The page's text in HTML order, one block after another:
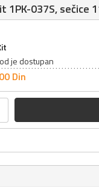
1PK-037S, sečice
je dostupan
00 Din